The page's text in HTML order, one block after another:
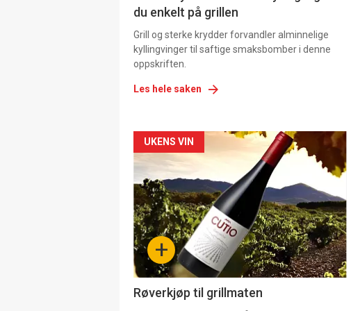
du enkelt på grillen
Grill og sterke krydder forvandler alminnelige
kyllingvinger til saftige smaksbomber i denne
oppskriften.
Les hele saken
Forsiden
akkurat
nå
-
4 +
UKENS VIN
Røverkjøp til grillmaten